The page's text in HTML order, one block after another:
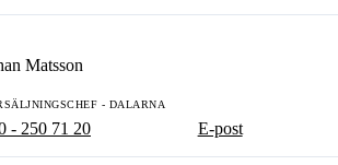
Matsson
- DALARNA
- 250 71 20 E-post